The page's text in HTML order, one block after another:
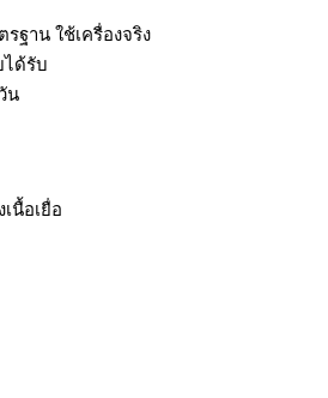
ฐาน ใช้เครื่องจริง
ได้รับ
น
นื้อเยื่อ